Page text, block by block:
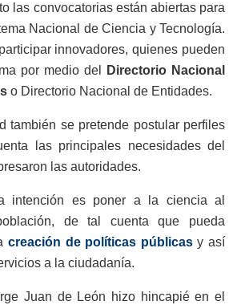
las convocatorias están abiertas para
Nacional de Ciencia y Tecnología.
innovadores, quienes pueden
por medio del
Directorio Nacional
o Directorio Nacional de Entidades.
también se pretende postular perfiles
las principales necesidades del
las autoridades.
intención es poner a la ciencia al
de tal cuenta que pueda
creación de políticas públicasy así
a la ciudadanía.
Juan de León hizo hincapié en el